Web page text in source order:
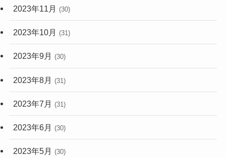
2023年11月 (30)
2023年10月 (31)
2023年9月 (30)
2023年8月 (31)
2023年7月 (31)
2023年6月 (30)
2023年5月 (30)